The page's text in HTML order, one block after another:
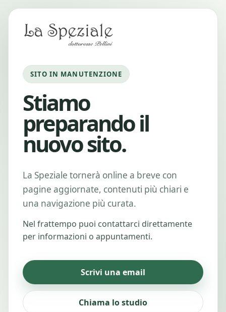
SITO IN MANUTENZIONE
Stiamo
preparando il
nuovo sito.
La Speziale tornerà online a breve con
pagine aggiornate, contenuti più chiari e
una navigazione più curata.
Nel frattempo puoi contattarci direttamente
per informazioni o appuntamenti.
Scrivi una email
Chiama lo studio